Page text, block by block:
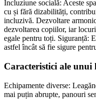
Incluziune socială: Aceste
cu și fără dizabilități,
incluzivă. Dezvoltare
dezvoltarea copiilor, iar
egale pentru toți. Siguranță:
astfel încât să fie sigure
Caracteristici ale unui
Echipamente diverse:
mai puțin abrupte, panouri